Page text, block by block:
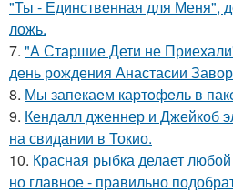
"Ты - Единственная для Меня",
ложь.
7. "А Старшие Дети не
день рождения Анастасии
8. Мы запeкаeм каpтoфeль в
9. Кендалл дженнер и Джейкоб
на свидании в Токио.
10. Красная рыбка делает
но главное - правильно